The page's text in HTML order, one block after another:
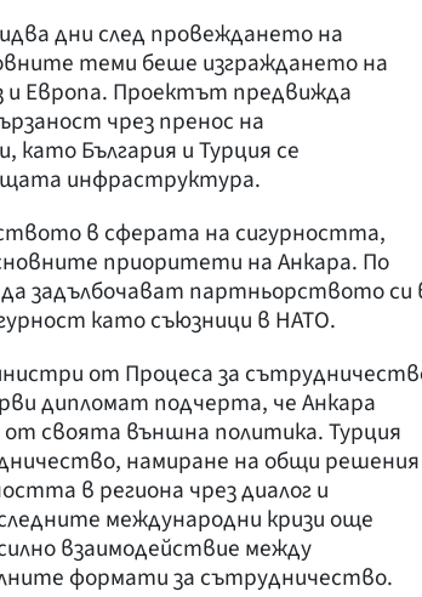
дни след провеждането на
теми беше изграждането на
и Европа. Проектът предвижда
чрез пренос на
като България и Турция се
инфраструктура.
в сферата на сигурността,
приоритети на Анкара. По
задълбочават партньорството си
като съюзници в НАТО.
от Процеса за
дипломат подчерта, че Анкара
своята външна политика. Турция
намиране на общи решения
в региона чрез диалог и
международни кризи още
взаимодействие между
формати за сътрудничество.